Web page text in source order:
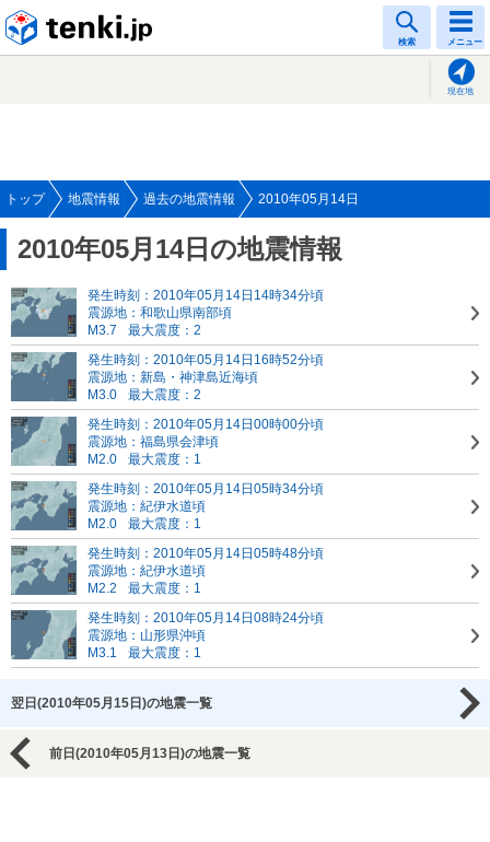
検索 メニュー
現在地
トップ 地震情報 過去の地震情報 2010年05月14日
2010年05月14日の地震情報
発生時刻：2010年05月14日14時34分頃
震源地：和歌山県南部頃
M3.7
最大震度：2
発生時刻：2010年05月14日16時52分頃
震源地：新島・神津島近海頃
M3.0
最大震度：2
発生時刻：2010年05月14日00時00分頃
震源地：福島県会津頃
M2.0
最大震度：1
発生時刻：2010年05月14日05時34分頃
震源地：紀伊水道頃
M2.0
最大震度：1
発生時刻：2010年05月14日05時48分頃
震源地：紀伊水道頃
M2.2
最大震度：1
発生時刻：2010年05月14日08時24分頃
震源地：山形県沖頃
M3.1
最大震度：1
翌日(2010年05月15日)の地震一覧
前日(2010年05月13日)の地震一覧